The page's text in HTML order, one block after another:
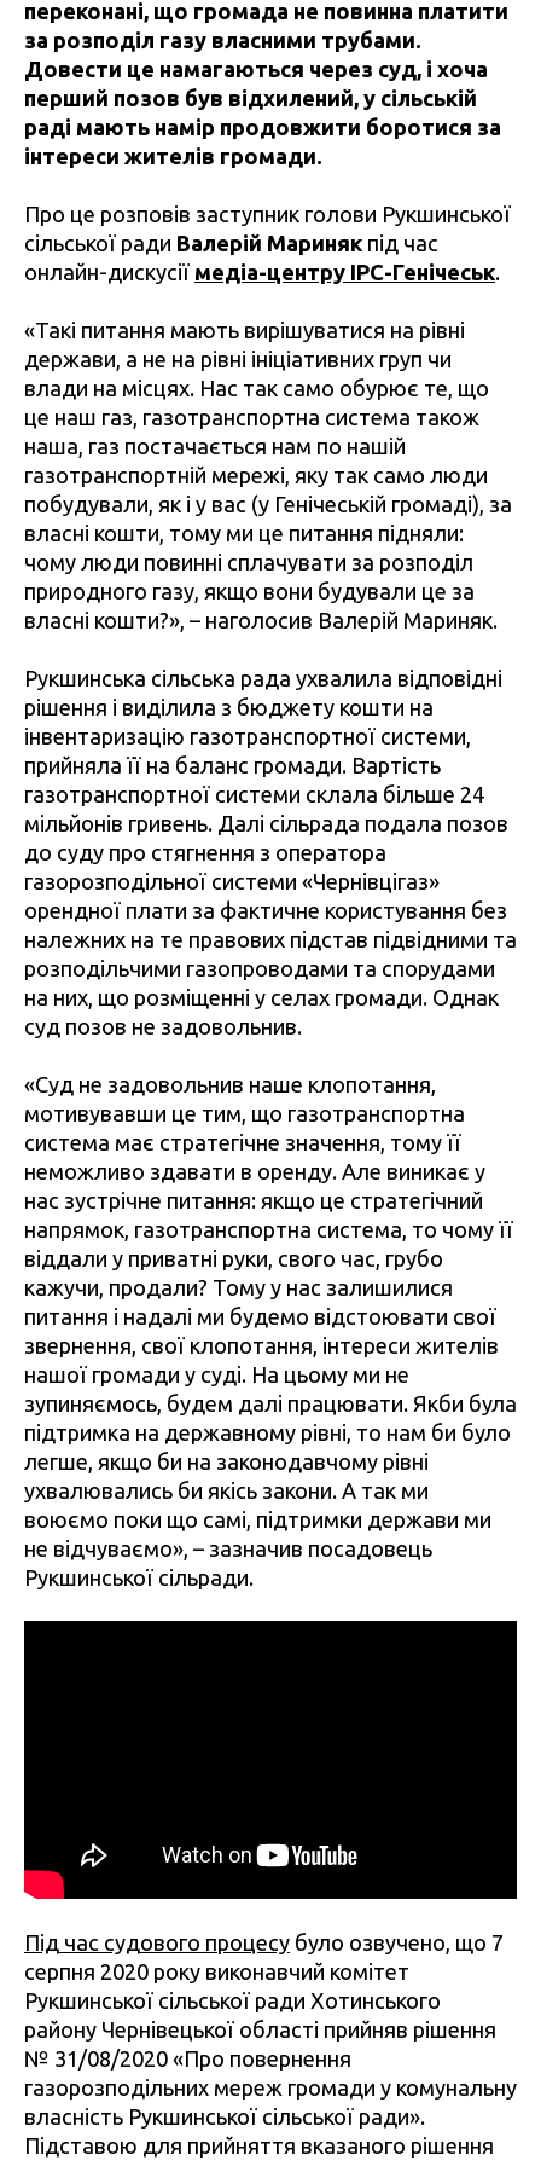
переконані, що громада не повинна платити
за розподіл газу власними трубами.
Довести це намагаються через суд, і хоча
перший позов був відхилений, у сільській
раді мають намір продовжити боротися за
інтереси жителів громади.
Про це розповів заступник голови Рукшинської
сільської ради Валерій Мариняк під час
онлайн-дискусії медіа-центру IPC-Генічеськ.
«Такі питання мають вирішуватися на рівні
держави, а не на рівні ініціативних груп чи
влади на місцях. Нас так само обурює те, що
це наш газ, газотранспортна система також
наша, газ постачається нам по нашій
газотранспортній мережі, яку так само люди
побудували, як і у вас (у Генічеській громаді), за
власні кошти, тому ми це питання підняли:
чому люди повинні сплачувати за розподіл
природного газу, якщо вони будували це за
власні кошти?», – наголосив Валерій Мариняк.
Рукшинська сільська рада ухвалила відповідні
рішення і виділила з бюджету кошти на
інвентаризацію газотранспортної системи,
прийняла її на баланс громади. Вартість
газотранспортної системи склала більше 24
мільйонів гривень. Далі сільрада подала позов
до суду про стягнення з оператора
газорозподільної системи «Чернівцігаз»
орендної плати за фактичне користування без
належних на те правових підстав підвідними та
розподільчими газопроводами та спорудами
на них, що розміщенні у селах громади. Однак
суд позов не задовольнив.
«Суд не задовольнив наше клопотання,
мотивувавши це тим, що газотранспортна
система має стратегічне значення, тому її
неможливо здавати в оренду. Але виникає у
нас зустрічне питання: якщо це стратегічний
напрямок, газотранспортна система, то чому її
віддали у приватні руки, свого час, грубо
кажучи, продали? Тому у нас залишилися
питання і надалі ми будемо відстоювати свої
звернення, свої клопотання, інтереси жителів
нашої громади у суді. На цьому ми не
зупиняємось, будем далі працювати. Якби була
підтримка на державному рівні, то нам би було
легше, якщо би на законодавчому рівні
ухвалювались би якісь закони. А так ми
воюємо поки що самі, підтримки держави ми
не відчуваємо», – зазначив посадовець
Рукшинської сільради.
Під час судового процесу було озвучено, що 7
серпня 2020 року виконавчий комітет
Рукшинської сільської ради Хотинського
району Чернівецької області прийняв рішення
№ 31/08/2020 «Про повернення
газорозподільних мереж громади у комунальну
власність Рукшинської сільської ради».
Підставою для прийняття вказаного рішення